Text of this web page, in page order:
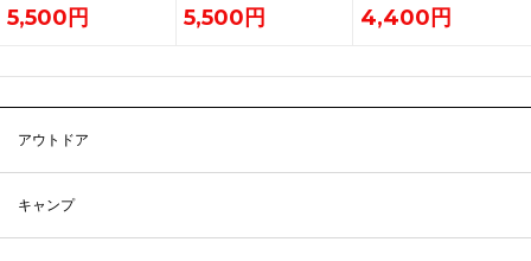
5,500円 5,500円 4,400円
アウトドア
キャンプ